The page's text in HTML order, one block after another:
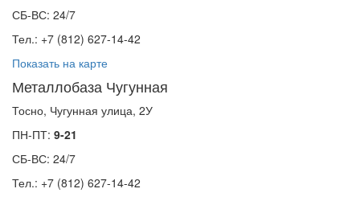
СБ-ВС: 24/7
Тел.: +7 (812) 627-14-42
Показать на карте
Металлобаза Чугунная
Тосно, Чугунная улица, 2У
ПН-ПТ: 9-21
СБ-ВС: 24/7
Тел.: +7 (812) 627-14-42